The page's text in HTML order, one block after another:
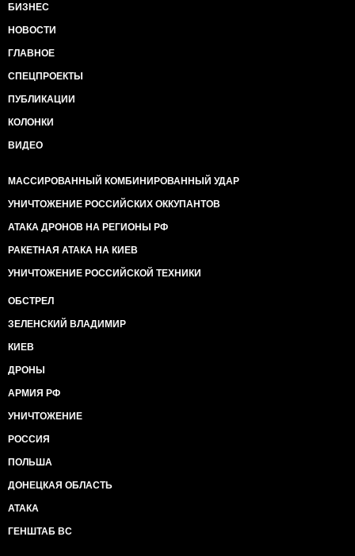
БИЗНЕС
НОВОСТИ
ГЛАВНОЕ
СПЕЦПРОЕКТЫ
ПУБЛИКАЦИИ
КОЛОНКИ
ВИДЕО
МАССИРОВАННЫЙ КОМБИНИРОВАННЫЙ УДАР
УНИЧТОЖЕНИЕ РОССИЙСКИХ ОККУПАНТОВ
АТАКА ДРОНОВ НА РЕГИОНЫ РФ
РАКЕТНАЯ АТАКА НА КИЕВ
УНИЧТОЖЕНИЕ РОССИЙСКОЙ ТЕХНИКИ
ОБСТРЕЛ
ЗЕЛЕНСКИЙ ВЛАДИМИР
КИЕВ
ДРОНЫ
АРМИЯ РФ
УНИЧТОЖЕНИЕ
РОССИЯ
ПОЛЬША
ДОНЕЦКАЯ ОБЛАСТЬ
АТАКА
ГЕНШТАБ ВС